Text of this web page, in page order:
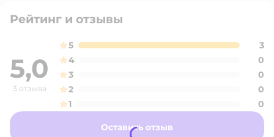
Рейтинг и отзывы
5,0
3 отзыва
5
3
4
0
3
0
2
0
1
0
Оставить отзыв